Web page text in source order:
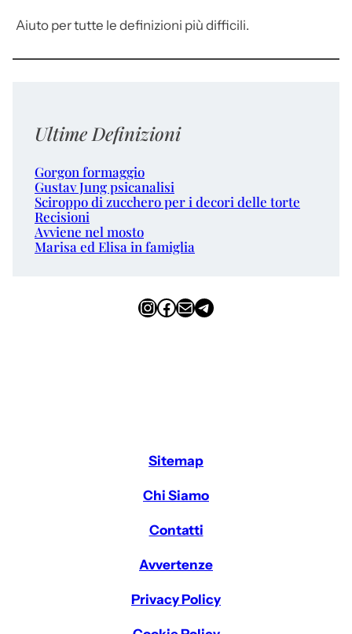
Aiuto per tutte le definizioni più difficili.
Ultime Definizioni
Gorgon formaggio
Gustav Jung psicanalisi
Sciroppo di zucchero per i decori delle torte
Recisioni
Avviene nel mosto
Marisa ed Elisa in famiglia
InstagramFacebook Email Telegram
Sitemap
Chi Siamo
Contatti
Avvertenze
Privacy Policy